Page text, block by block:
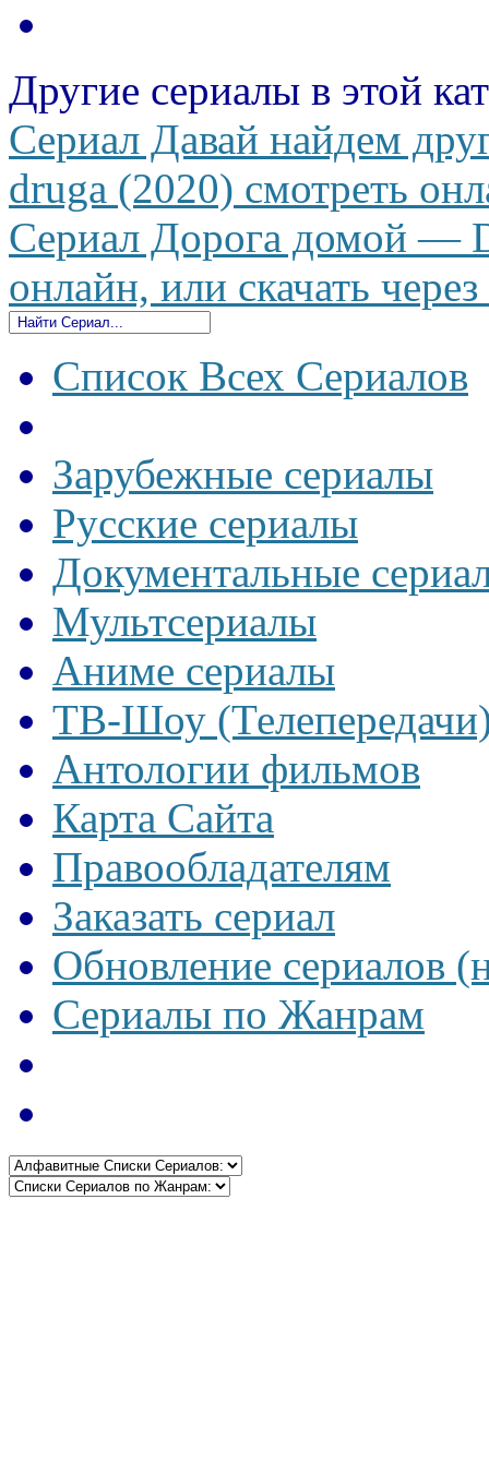
Другие сериалы в этой
Сериал Давай найдем
druga (2020) смотреть
Сериал Дорога домой —
онлайн, или скачать
Список Всех Сериалов
Зарубежные сериалы
Русские сериалы
Документальные
Мультсериалы
Аниме сериалы
ТВ-Шоу
Антологии фильмов
Карта Сайта
Правообладателям
Заказать сериал
Обновление сериалов
Сериалы по Жанрам